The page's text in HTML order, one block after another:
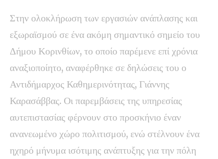
Στην ολοκλήρωση των εργασιών ανάπλασης και
εξωραϊσμού σε ένα ακόμη σημαντικό σημείο του
Δήμου Κορινθίων, το οποίο παρέμενε επί χρόνια
αναξιοποίητο, αναφέρθηκε σε δηλώσεις του ο
Αντιδήμαρχος Καθημερινότητας, Γιάννης
Καρασάββας. Οι παρεμβάσεις της υπηρεσίας
αυτεπιστασίας φέρνουν στο προσκήνιο έναν
ανανεωμένο χώρο πολιτισμού, ενώ στέλνουν ένα
ηχηρό μήνυμα ισότιμης ανάπτυξης για την πόλη